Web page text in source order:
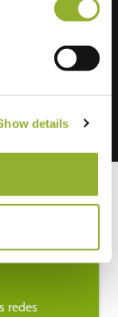
details
redes